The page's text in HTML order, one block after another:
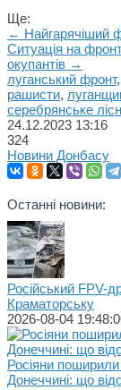
Ще:
← Найгарячіший
Ситуація на
окупантів →
луганський фронт,
рашисти,
серебрянське
24.12.2023 13:16
324
Новини Донбасу
Останні новини:
Російський FPV-
Краматорську
2026-08-04
Росіяни
Донеччині: що